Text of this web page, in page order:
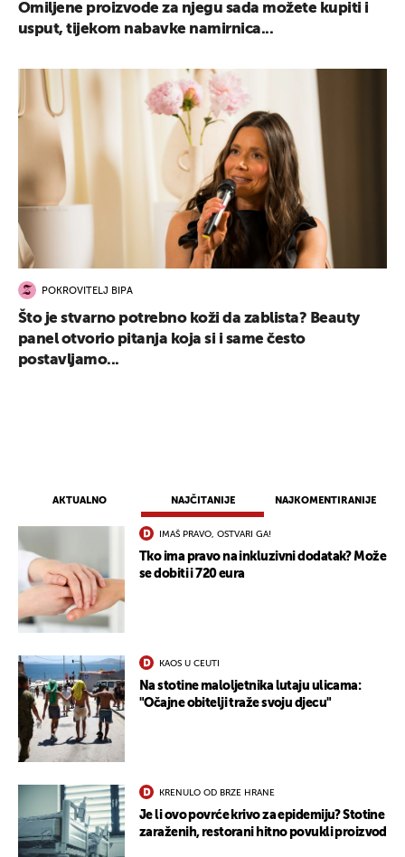
AKTUALNO NAJČITANIJE NAJKOMENTIRANIJE
IMAŠ PRAVO, OSTVARI GA!
Tko ima pravo na inkluzivni dodatak? Može
se dobiti i 720 eura
KAOS U CEUTI
Na stotine maloljetnika lutaju ulicama:
"Očajne obitelji traže svoju djecu"
KRENULO OD BRZE HRANE
Je li ovo povrće krivo za epidemiju? Stotine
zaraženih, restorani hitno povukli proizvod
Omiljene proizvode za njegu sada možete kupiti i
usput, tijekom nabavke namirnica...
POKROVITELJ BIPA
Što je stvarno potrebno koži da zablista? Beauty
panel otvorio pitanja koja si i same često
postavljamo...
UKLJUČITE NOTIFIKACIJE